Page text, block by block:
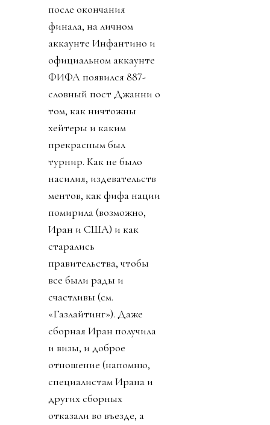
после окончания
финала, на личном
аккаунте Инфантино и
официальном аккаунте
ФИФА появился 887-
словный пост Джанни о
том, как ничтожны
хейтеры и каким
прекрасным был
турнир. Как не было
насилия, издевательств
ментов, как фифа нации
помирила (возможно,
Иран и США) и как
старались
правительства, чтобы
все были рады и
счастливы (см.
«Газлайтинг»). Даже
сборная Иран получила
и визы, и доброе
отношение (напомню,
специалистам Ирана и
других сборных
отказали во въезде, а